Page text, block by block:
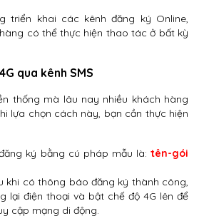
triển khai các kênh đăng ký Online,
có thể thực hiện thao tác ở bất kỳ
qua kênh SMS
thống mà lâu nay nhiều khách hàng
lựa chọn cách này, bạn cần thực hiện
ký bằng cú pháp mẫu là:tên-gói
khi có thông báo đăng ký thành công,
lại điện thoại và bật chế độ 4G lên để
cập mạng di động.